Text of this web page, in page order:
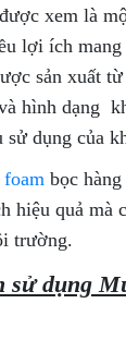
được xem là
lợi ích
sản xuất
hình dạng
dụng của
foam bọc
hiệu quả mà
trường.
sử dụng